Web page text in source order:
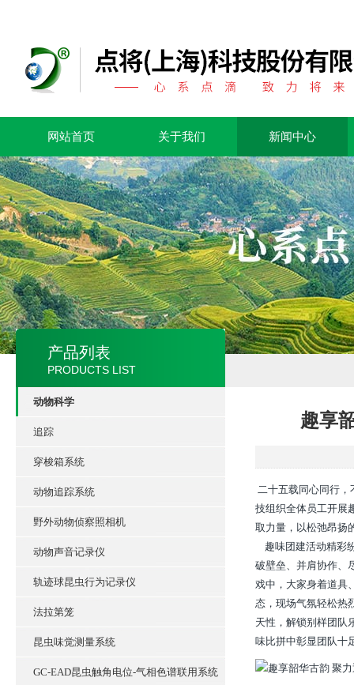
网站首页 关于我们 新闻中心
产品列表
PRODUCTS LIST
动物科学
追踪
穿梭箱系统
动物追踪系统
野外动物侦察照相机
动物声音记录仪
轨迹球昆虫行为记录仪
法拉第笼
昆虫味觉测量系统
GC-EAD昆虫触角电位-气相色谱联用系统
趣享
二十五载同心同行，
技组织全体员工开展
取力量，以松弛昂扬
趣味团建活动精彩
破壁垒、并肩协作、
戏中，大家身着道具
态，现场气氛轻松热
天性，解锁别样团队
味比拼中彰显团队十